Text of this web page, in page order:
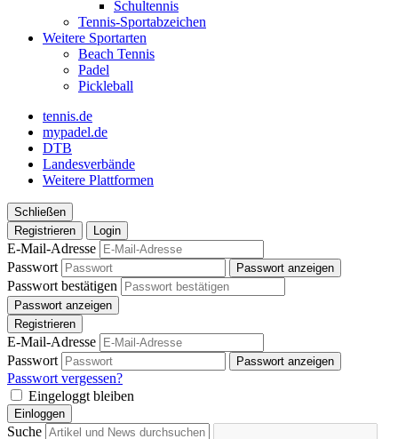
Schultennis
Tennis-Sportabzeichen
Weitere Sportarten
Beach Tennis
Padel
Pickleball
tennis.de
mypadel.de
DTB
Landesverbände
Weitere Plattformen
Schließen
Registrieren
Login
E-Mail-Adresse
Passwort
Passwort anzeigen
Passwort bestätigen
Passwort anzeigen
Registrieren
E-Mail-Adresse
Passwort
Passwort anzeigen
Passwort vergessen?
Eingeloggt bleiben
Einloggen
Suche